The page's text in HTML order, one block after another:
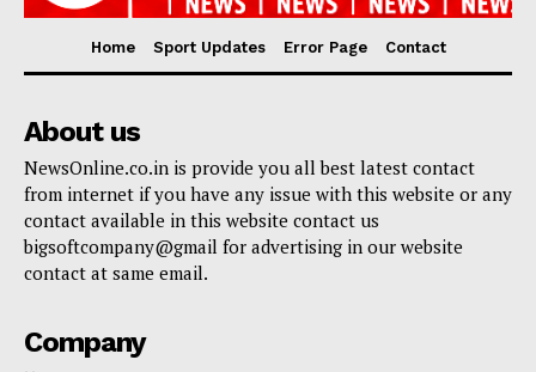
Home Sport Updates Error Page Contact
About us
NewsOnline.co.in is provide you all best latest contact
from internet if you have any issue with this website or any
contact available in this website contact us
bigsoftcompany@gmail for advertising in our website
contact at same email.
Company